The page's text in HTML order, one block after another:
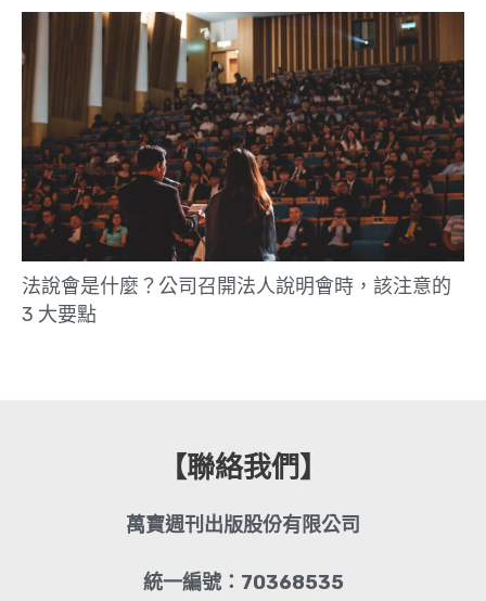
法說會是什麼？公司召開法人說明會時，該注意的
3 大要點
【聯絡我們】
萬寶週刊出版股份有限公司
統一編號：70368535